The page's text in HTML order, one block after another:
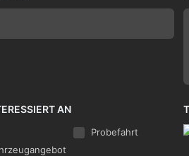
AN
Probefahrt